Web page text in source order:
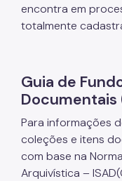
encontra em
totalmente
Guia de
Para informações
coleções e itens
com base na
Arquivística –